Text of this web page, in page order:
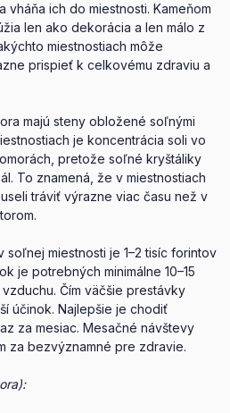
ich do miestnosti. Kameňom
len ako dekorácia a len málo z
miestnostiach môže
prispieť k celkovému zdraviu a
majú steny obložené soľnými
je koncentrácia soli vo
pretože soľné kryštáliky
To znamená, že v miestnostiach
tráviť výrazne viac času než v
soľnej miestnosti je 1–2 tisíc forintov
je potrebných minimálne 10–15
Čím väčšie prestávky
účinok. Najlepšie je chodiť
za mesiac. Mesačné návštevy
za bezvýznamné pre zdravie.